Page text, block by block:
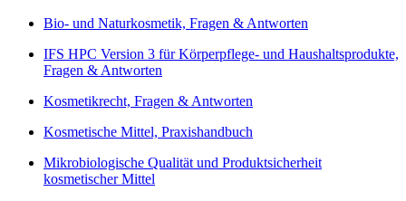
Bio- und Naturkosmetik, Fragen & Antworten
IFS HPC Version 3 für Körperpflege- und Haushaltsprodukte,
Fragen & Antworten
Kosmetikrecht, Fragen & Antworten
Kosmetische Mittel, Praxishandbuch
Mikrobiologische Qualität und Produktsicherheit
kosmetischer Mittel